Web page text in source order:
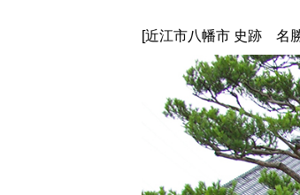
[近江市八幡市 史跡